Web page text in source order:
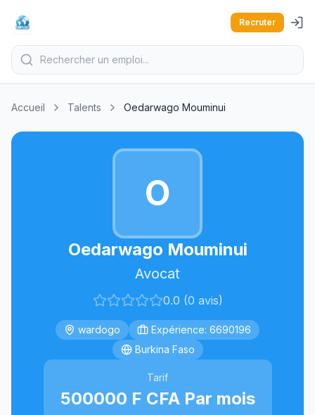
Recruter
Accueil Talents Oedarwago Mouminui
O
Oedarwago Mouminui
Avocat
0.0 (0 avis)
wardogo
Expérience: 6690196
Burkina Faso
Tarif
500000 F CFA Par mois